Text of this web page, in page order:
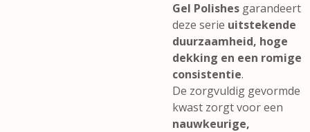
Gel Polishes garandeert
deze serie uitstekende
duurzaamheid, hoge
dekking en een romige
consistentie.
De zorgvuldig gevormde
kwast zorgt voor een
nauwkeurige,